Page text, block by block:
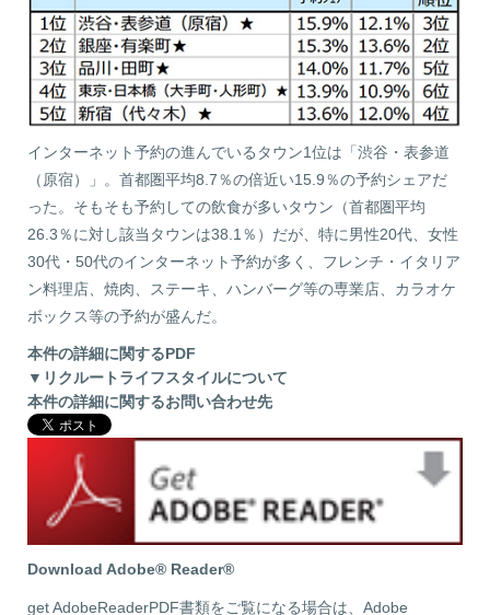
インターネット予約の進んでいるタウン1位は「渋谷・表参道
（原宿）」。首都圏平均8.7％の倍近い15.9％の予約シェアだ
った。そもそも予約しての飲食が多いタウン（首都圏平均
26.3％に対し該当タウンは38.1％）だが、特に男性20代、女性
30代・50代のインターネット予約が多く、フレンチ・イタリア
ン料理店、焼肉、ステーキ、ハンバーグ等の専業店、カラオケ
ボックス等の予約が盛んだ。
本件の詳細に関するPDF
▼リクルートライフスタイルについて
本件の詳細に関するお問い合わせ先
Download Adobe® Reader®
get AdobeReaderPDF書類をご覧になる場合は、Adobe